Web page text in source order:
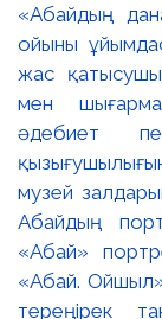
«Абайдың
ойыны
жас
мен
әдебиет
музей
Абайдың
«Абай»
«Абай.
тереңірек